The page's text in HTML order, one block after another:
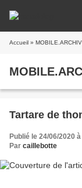
Accueil »
Tartare de
Publié le 24/06/2020
Par caillebotte